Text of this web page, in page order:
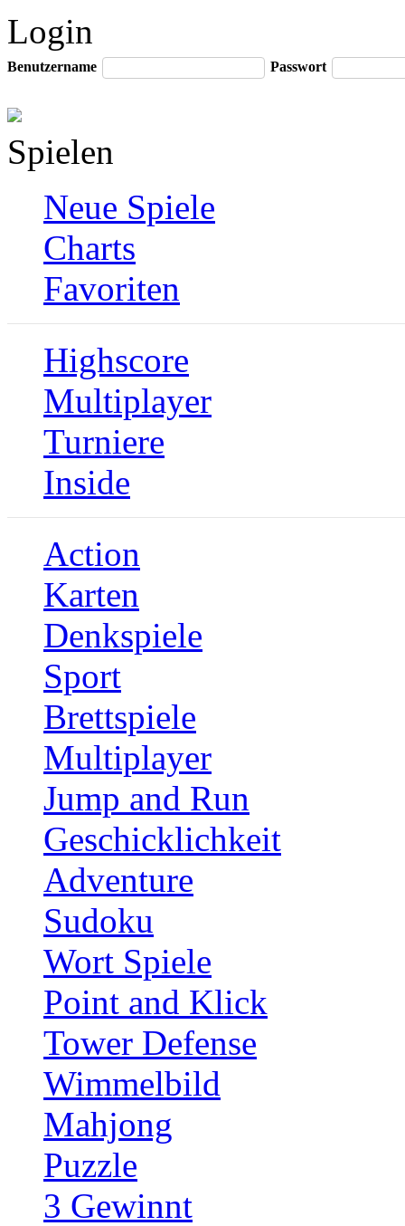
Login
Benutzername Passwort
Spielen
Neue Spiele
Charts
Favoriten
Highscore
Multiplayer
Turniere
Inside
Action
Karten
Denkspiele
Sport
Brettspiele
Multiplayer
Jump and Run
Geschicklichkeit
Adventure
Sudoku
Wort Spiele
Point and Klick
Tower Defense
Wimmelbild
Mahjong
Puzzle
3 Gewinnt